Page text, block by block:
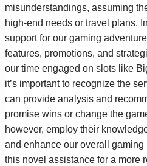
misunderstandings, assuming
high-end needs or travel plans.
support for our gaming
features, promotions, and
our time engaged on slots like
it’s important to recognize the
can provide analysis and
promise wins or change the
however, employ their
and enhance our overall gaming
this novel assistance for a more